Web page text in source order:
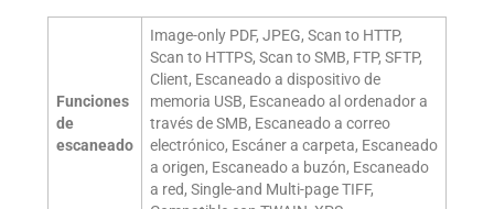
Funciones
de
escaneado
Image-only PDF, JPEG, Scan to HTTP,
Scan to HTTPS, Scan to SMB, FTP, SFTP,
Client, Escaneado a dispositivo de
memoria USB, Escaneado al ordenador a
través de SMB, Escaneado a correo
electrónico, Escáner a carpeta, Escaneado
a origen, Escaneado a buzón, Escaneado
a red, Single-and Multi-page TIFF,